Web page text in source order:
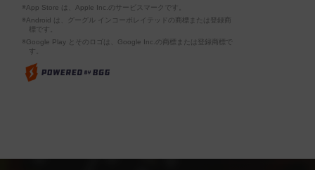
※App Store は、Apple Inc.のサービスマークです。
※Android は、グーグル インコーポレイテッドの商標または登録商
標です。
※Google Play とそのロゴは、Google Inc.の商標または登録商標で
す。